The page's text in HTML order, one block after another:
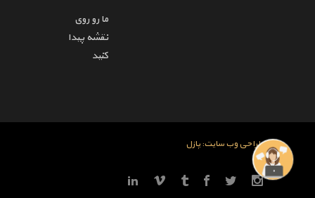
ما رو روی
نقشه پیدا
کنید
طراحی وب سایت: پازل